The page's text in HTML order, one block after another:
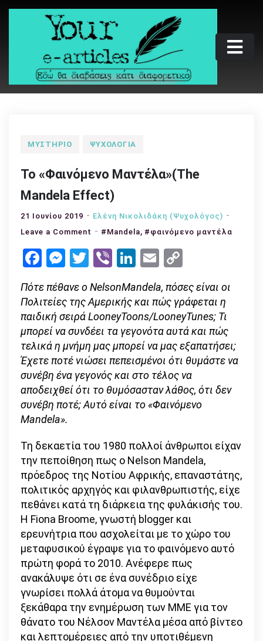
Skip
Your e-articles
Εδώ θα διαβάσεις κάτι διαφορετικό
ΜΥΣΤΉΡΙΟ ΨΥΧΟΛΟΓΊΑ
Το «Φαινόμενο Μαντέλα»(The
Mandela Effect)
21 Ιουνίου 2019
Ελένη Νικολιδάκη (Ψυχολόγος)
Leave a Comment on
«Φαινόμενο
Mandela
Effect)
#Mandela, #φαινόμενο μαντέλα
Facebook
Messenger
Twitter
ViberLinkedIn
Email
Link
Πότε πέθανε ο NelsonMandela, πόσες είναι οι
Πολιτείες της Αμερικής και πώς γράφεται η
παιδική σειρά LooneyToons/LooneyTunes; Τι
μπορεί να συνδέει τα γεγονότα αυτά και πώς
τελικά η μνήμη μας μπορεί να μας εξαπατήσει;
Έχετε ποτέ νιώσει πεπεισμένοι ότι θυμάστε να
συνέβη ένα γεγονός και στο τέλος να
αποδειχθεί ότι το θυμόσασταν λάθος, ότι δεν
συνέβη ποτέ; Αυτό είναι το «Φαινόμενο
Mandela».
Τη δεκαετία του 1980 πολλοί άνθρωποι είχαν
την πεποίθηση πως ο Nelson Mandela,
πρόεδρος της Νοτίου Αφρικής, επαναστάτης,
πολιτικός αρχηγός και φιλανθρωπιστής, είχε
πεθάνει κατά τη διάρκεια της φυλάκισής του.
Η Fiona Broome, γνωστή blogger και
ερευνήτρια που ασχολείται με το χώρο του
μεταφυσικού έγραψε για το φαινόμενο αυτό
πρώτη φορά το 2010. Ανέφερε πως
ανακάλυψε ότι σε ένα συνέδριο είχε
γνωρίσει πολλά άτομα να θυμούνται
ξεκάθαρα την ενημέρωση των ΜΜΕ για τον
θάνατο του Νέλσον Μαντέλα μέσα από βίντεο
και λεπτομέρειες από την υποτιθέμενη